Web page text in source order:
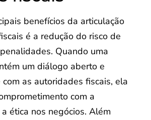
benefícios da articulação
é a redução do risco de
Quando uma
um diálogo aberto e
as autoridades fiscais, ela
com a
ética nos negócios. Além